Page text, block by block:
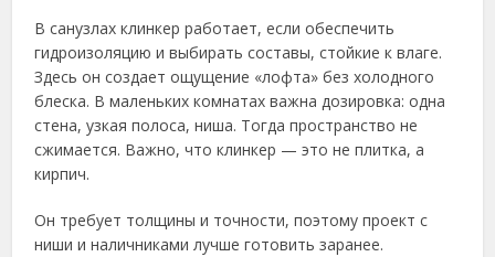
В санузлах клинкер работает, если обеспечить
гидроизоляцию и выбирать составы, стойкие к влаге.
Здесь он создает ощущение «лофта» без холодного
блеска. В маленьких комнатах важна дозировка: одна
стена, узкая полоса, ниша. Тогда пространство не
сжимается. Важно, что клинкер — это не плитка, а
кирпич.
Он требует толщины и точности, поэтому проект с
ниши и наличниками лучше готовить заранее.